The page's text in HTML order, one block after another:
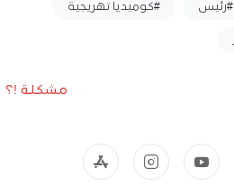
#رئيس #كوميديا ​​تهريجية
مشكلة !؟